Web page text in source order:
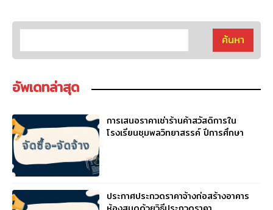
อัพเดทล่าสุด
การเสนอราคาเช่าร้านค้าสวัสดิการใน
โรงเรียนชุมพลวิทยาสรรค์ ปีการศึกษา
ประกาศประกวดราคาจ้างก่อสร้างอาคาร